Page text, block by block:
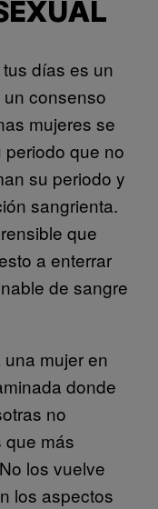
días es un
consenso
mujeres se
que no
su periodo y
sangrienta.
que
a enterrar
de sangre
mujer en
donde
no
que más
los vuelve
los aspectos